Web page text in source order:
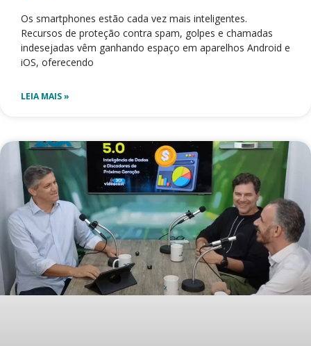
Os smartphones estão cada vez mais inteligentes.
Recursos de proteção contra spam, golpes e chamadas
indesejadas vêm ganhando espaço em aparelhos Android e
iOS, oferecendo
LEIA MAIS »